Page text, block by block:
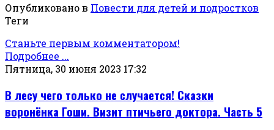
Опубликовано в Повести для детей и подростков
Теги
Станьте первым комментатором!
Подробнее ...
Пятница, 30 июня 2023 17:32
В лесу чего только не случается! Сказки
воронёнка Гоши. Визит птичьего доктора. Часть 5